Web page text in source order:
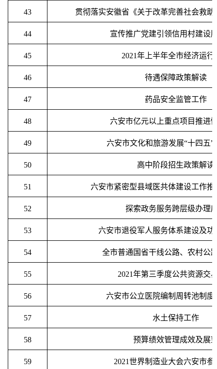
43 贯彻落实安徽省《关于改革完善社会救
44 宣传推广党建引领信用村建设
45 2021年上半年全市经济运行
46 待遇保障政策解读
47 药品安全监管工作
48 六安市亿元以上重点项目推进
49 六安市文化和旅游发展“十四五”
50 高中阶段招生政策解读
51 六安市紧密型县域医共体建设工作推
52 探索政务服务跨层级办理
53 六安市退役军人服务体系建设及功
54 全市普通国省干线公路、农村公
55 2021年第三季度公共资源交
56 六安市公立医院编制周转池制度
57 水土保持工作
58 预算绩效管理成效及展
59 2021世界制造业大会六安市参